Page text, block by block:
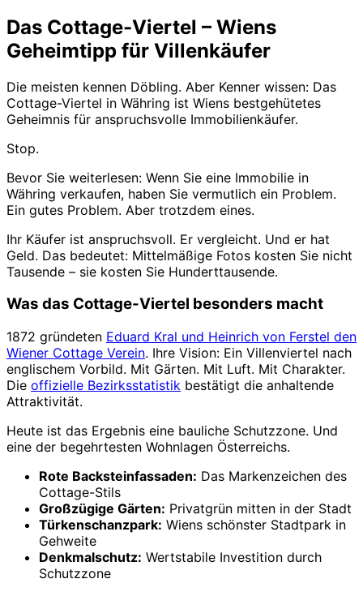
Das Cottage-Viertel – Wiens
Geheimtipp für Villenkäufer
Die meisten kennen Döbling. Aber Kenner wissen: Das
Cottage-Viertel in Währing ist Wiens bestgehütetes
Geheimnis für anspruchsvolle Immobilienkäufer.
Stop.
Bevor Sie weiterlesen: Wenn Sie eine Immobilie in
Währing verkaufen, haben Sie vermutlich ein Problem.
Ein gutes Problem. Aber trotzdem eines.
Ihr Käufer ist anspruchsvoll. Er vergleicht. Und er hat
Geld. Das bedeutet: Mittelmäßige Fotos kosten Sie nicht
Tausende – sie kosten Sie Hunderttausende.
Was das Cottage-Viertel besonders macht
1872 gründeten Eduard Kral und Heinrich von Ferstel den
Wiener Cottage Verein. Ihre Vision: Ein Villenviertel nach
englischem Vorbild. Mit Gärten. Mit Luft. Mit Charakter.
Die offizielle Bezirksstatistik bestätigt die anhaltende
Attraktivität.
Heute ist das Ergebnis eine bauliche Schutzzone. Und
eine der begehrtesten Wohnlagen Österreichs.
Rote Backsteinfassaden: Das Markenzeichen des
Cottage-Stils
Großzügige Gärten: Privatgrün mitten in der Stadt
Türkenschanzpark: Wiens schönster Stadtpark in
Gehweite
Denkmalschutz: Wertstabile Investition durch
Schutzzone